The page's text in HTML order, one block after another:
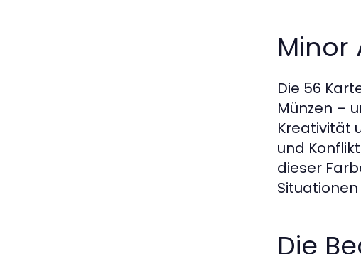
Die 56
Münzen –
Kreativität
und
dieser
Die